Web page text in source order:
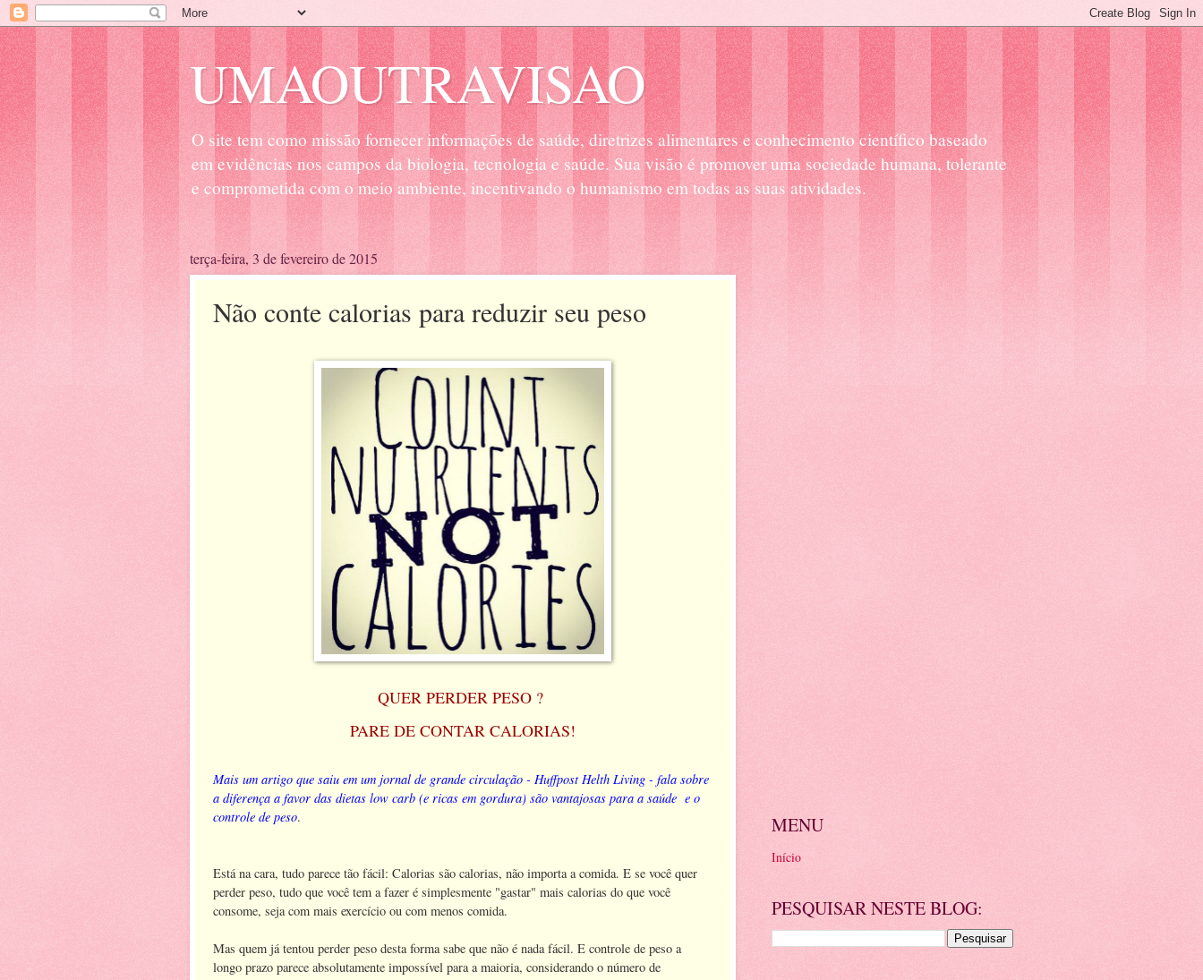
UMAOUTRAVISAO
O site tem como missão fornecer informações de saúde, diretrizes alimentares e conhecimento científico baseado
em evidências nos campos da biologia, tecnologia e saúde. Sua visão é promover uma sociedade humana, tolerante
e comprometida com o meio ambiente, incentivando o humanismo em todas as suas atividades.
terça-feira, 3 de fevereiro de 2015
Não conte calorias para reduzir seu peso
QUER PERDER PESO ?
PARE DE CONTAR CALORIAS!
Mais um artigo que saiu em um jornal de grande circulação - Huffpost Helth Living - fala sobre
a diferença a favor das dietas low carb (e ricas em gordura) são vantajosas para a saúde e o
controle de peso.
Está na cara, tudo parece tão fácil: Calorias são calorias, não importa a comida. E se você quer
perder peso, tudo que você tem a fazer é simplesmente "gastar" mais calorias do que você
consome, seja com mais exercício ou com menos comida.
Mas quem já tentou perder peso desta forma sabe que não é nada fácil. E controle de peso a
longo prazo parece absolutamente impossível para a maioria, considerando o número de
MENU
Início
PESQUISAR NESTE BLOG: